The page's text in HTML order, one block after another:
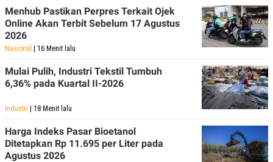
Menhub Pastikan Perpres Terkait Ojek
Online Akan Terbit Sebelum 17 Agustus
2026
Nasional | 16 Menit lalu
Mulai Pulih, Industri Tekstil Tumbuh
6,36% pada Kuartal II-2026
Industri | 18 Menit lalu
Harga Indeks Pasar Bioetanol
Ditetapkan Rp 11.695 per Liter pada
Agustus 2026